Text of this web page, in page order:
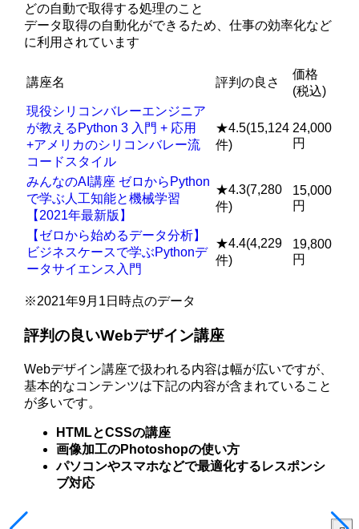
どの自動で取得する処理のこと
データ取得の自動化ができるため、仕事の効率化など
に利用されています
講座名 評判の良さ
価格
(税込)
現役シリコンバレーエンジニア
が教えるPython 3 入門 + 応用
+アメリカのシリコンバレー流
コードスタイル
★4.5(15,124
件)
24,000
円
みんなのAI講座 ゼロからPython
で学ぶ人工知能と機械学習
【2021年最新版】
★4.3(7,280
件)
15,000
円
【ゼロから始めるデータ分析】
ビジネスケースで学ぶPythonデ
ータサイエンス入門
★4.4(4,229
件)
19,800
円
※2021年9月1日時点のデータ
評判の良いWebデザイン講座
Webデザイン講座で扱われる内容は幅が広いですが、
基本的なコンテンツは下記の内容が含まれていること
が多いです。
HTMLとCSSの講座
画像加工のPhotoshopの使い方
パソコンやスマホなどで最適化するレスポンシ
ブ対応